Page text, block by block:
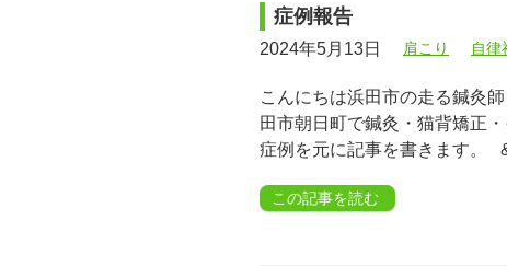
症例報告
2024年5月13日 肩こり 自律
こんにちは浜田市の走る鍼灸
田市朝日町で鍼灸・猫背矯正
症例を元に記事を書きます。
この記事を読む